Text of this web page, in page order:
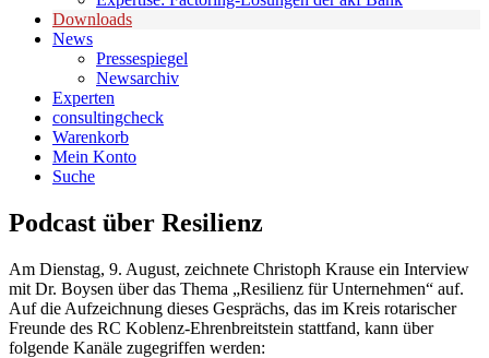
Downloads
News
Pressespiegel
Newsarchiv
Experten
consultingcheck
Warenkorb
Mein Konto
Suche
Podcast über Resilienz
Am Dienstag, 9. August, zeichnete Christoph Krause ein Interview
mit Dr. Boysen über das Thema „Resilienz für Unternehmen“ auf.
Auf die Aufzeichnung dieses Gesprächs, das im Kreis rotarischer
Freunde des RC Koblenz-Ehrenbreitstein stattfand, kann über
folgende Kanäle zugegriffen werden: